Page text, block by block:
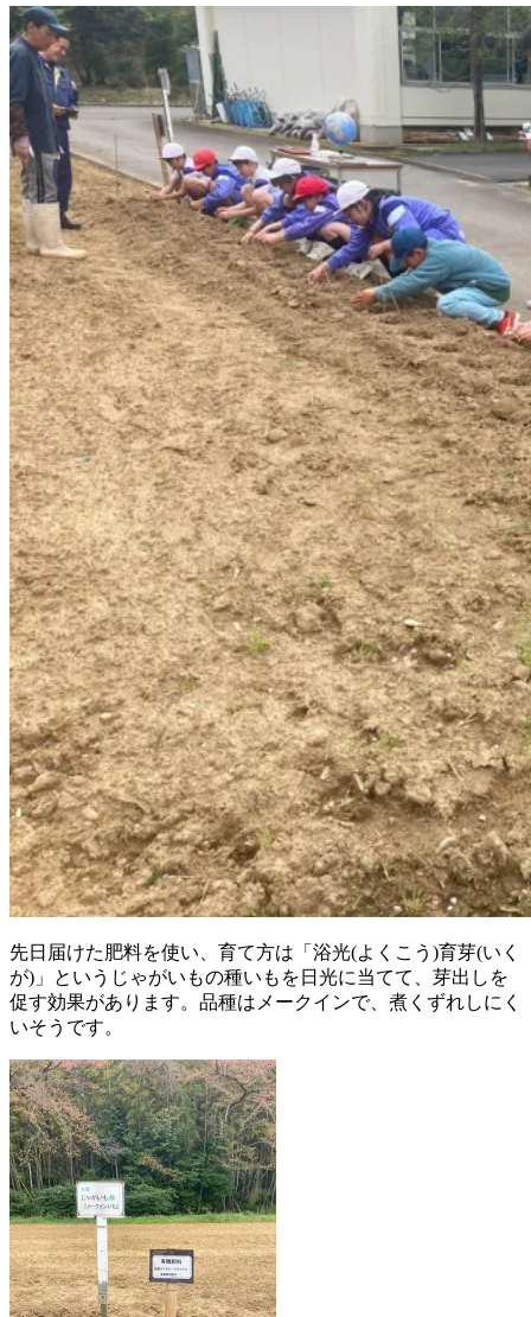
先日届けた肥料を使い、育て方は「浴光(よくこう)育芽(いく
が)」というじゃがいもの種いもを日光に当てて、芽出しを
促す効果があります。品種はメークインで、煮くずれしにく
いそうです。